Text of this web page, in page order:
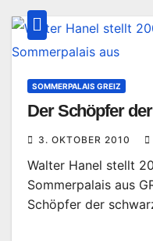
SOMMERPALAIS GREIZ
Der Schöpfer
3. OKTOBER 2010
Walter Hanel stellt
Sommerpalais aus
Schöpfer der